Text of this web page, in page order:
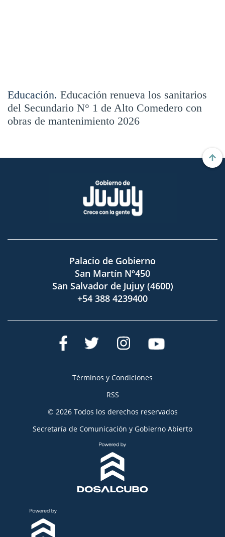
Educación. Educación renueva los sanitarios
del Secundario N° 1 de Alto Comedero con
obras de mantenimiento 2026
Palacio de Gobierno
San Martín Nº450
San Salvador de Jujuy (4600)
+54 388 4239400
Términos y Condiciones
RSS
© 2026 Todos los derechos reservados
Secretaría de Comunicación y Gobierno Abierto